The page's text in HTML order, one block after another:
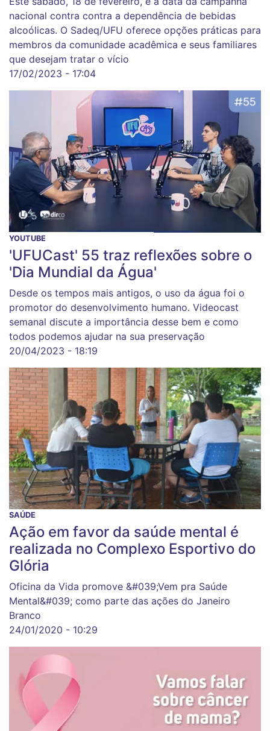
nacional contra contra a dependência de bebidas
alcoólicas. O Sadeq/UFU oferece opções práticas para
membros da comunidade acadêmica e seus familiares
que desejam tratar o vício
17/02/2023 - 17:04
YOUTUBE
'UFUCast' 55 traz reflexões sobre o
'Dia Mundial da Água'
Desde os tempos mais antigos, o uso da água foi o
promotor do desenvolvimento humano. Videocast
semanal discute a importância desse bem e como
todos podemos ajudar na sua preservação
20/04/2023 - 18:19
SAÚDE
Ação em favor da saúde mental é
realizada no Complexo Esportivo do
Glória
Oficina da Vida promove &#039;Vem pra Saúde
Mental&#039; como parte das ações do Janeiro
Branco
24/01/2020 - 10:29